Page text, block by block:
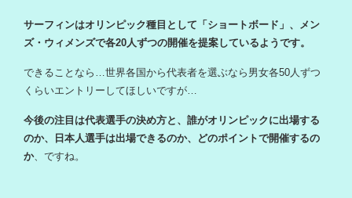
サーフィンはオリンピック種目として「ショートボード」、メン
ズ・ウィメンズで各20人ずつの開催を提案しているようです。
できることなら…世界各国から代表者を選ぶなら男女各50人ずつ
くらいエントリーしてほしいですが…
今後の注目は代表選手の決め方と、誰がオリンピックに出場する
のか、日本人選手は出場できるのか、どのポイントで開催するの
か、ですね。